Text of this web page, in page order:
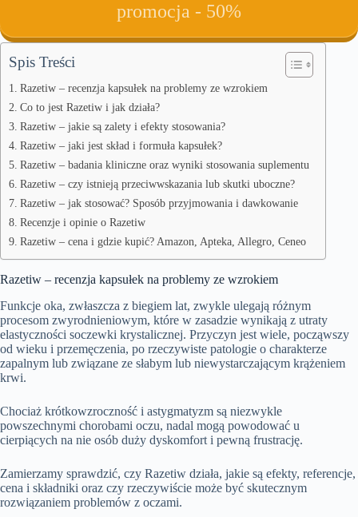
promocja - 50%
Spis Treści
Razetiw – recenzja kapsułek na problemy ze wzrokiem
Co to jest Razetiw i jak działa?
Razetiw – jakie są zalety i efekty stosowania?
Razetiw – jaki jest skład i formuła kapsułek?
Razetiw – badania kliniczne oraz wyniki stosowania suplementu
Razetiw – czy istnieją przeciwwskazania lub skutki uboczne?
Razetiw – jak stosować? Sposób przyjmowania i dawkowanie
Recenzje i opinie o Razetiw
Razetiw – cena i gdzie kupić? Amazon, Apteka, Allegro, Ceneo
Razetiw – recenzja kapsułek na problemy ze wzrokiem
Funkcje oka, zwłaszcza z biegiem lat, zwykle ulegają różnym
procesom zwyrodnieniowym, które w zasadzie wynikają z utraty
elastyczności soczewki krystalicznej. Przyczyn jest wiele, począwszy
od wieku i przemęczenia, po rzeczywiste patologie o charakterze
zapalnym lub związane ze słabym lub niewystarczającym krążeniem
krwi.
Chociaż krótkowzroczność i astygmatyzm są niezwykle
powszechnymi chorobami oczu, nadal mogą powodować u
cierpiących na nie osób duży dyskomfort i pewną frustrację.
Zamierzamy sprawdzić, czy Razetiw działa, jakie są efekty, referencje,
cena i składniki oraz czy rzeczywiście może być skutecznym
rozwiązaniem problemów z oczami.